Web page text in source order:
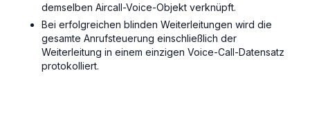
demselben Aircall-Voice-Objekt verknüpft.
Bei erfolgreichen blinden Weiterleitungen wird die
gesamte Anrufsteuerung einschließlich der
Weiterleitung in einem einzigen Voice-Call-Datensatz
protokolliert.